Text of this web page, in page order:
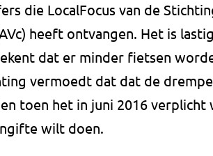
die LocalFocus van de
heeft ontvangen. Het is
dat er minder fietsen
vermoedt dat dat de
toen het in juni 2016 verplicht
wilt doen.